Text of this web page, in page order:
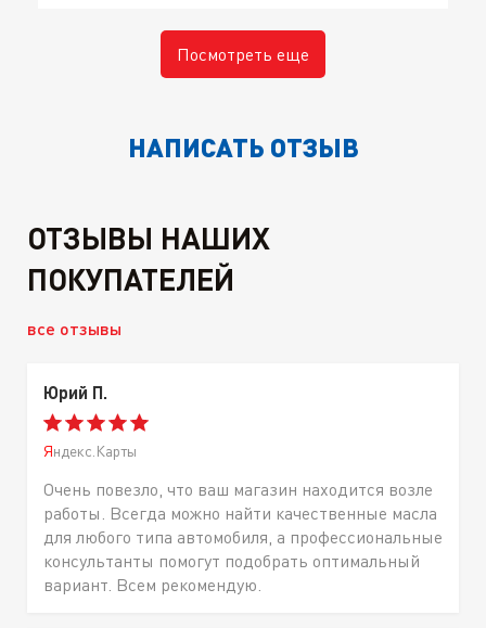
Посмотреть еще
НАПИСАТЬ ОТЗЫВ
ОТЗЫВЫ НАШИХ
ПОКУПАТЕЛЕЙ
все отзывы
Юрий П.
Яндекс.Карты
Очень повезло, что ваш магазин находится возле
работы. Всегда можно найти качественные масла
для любого типа автомобиля, а профессиональные
консультанты помогут подобрать оптимальный
вариант. Всем рекомендую.